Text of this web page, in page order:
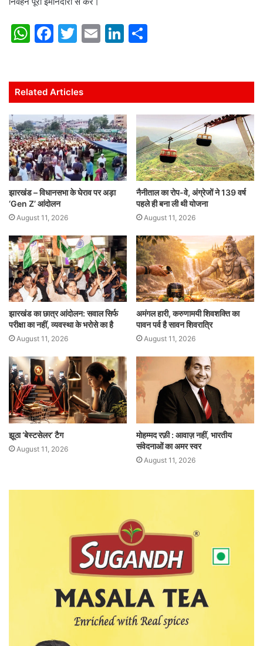
W
s
A
p
p
F
e
b
o
o
k
T
er
E
l
Li
e
dI
n
e
Related Articles
झारखंड – विधानसभा के घेराव पर अड़ा
‘Gen Z’ आंदोलन
August 11, 2026
नैनीताल का रोप-वे, अंग्रेजों ने 139 वर्ष
पहले ही बना ली थी योजना
August 11, 2026
झारखंड का छात्र आंदोलन: सवाल सिर्फ
परीक्षा का नहीं, व्यवस्था के भरोसे का है
August 11, 2026
अमंगल हारी, करुणामयी शिवशक्ति का
पावन पर्व है सावन शिवरात्रि
August 11, 2026
झूठा ‘बेस्टसेलर’ टैग
August 11, 2026
मोहम्मद रफ़ी : आवाज़ नहीं, भारतीय
संवेदनाओं का अमर स्वर
August 11, 2026